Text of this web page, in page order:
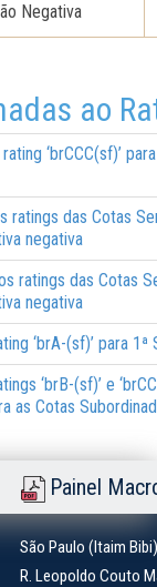
Negativa
ao
‘brCCC(sf)’
ratings das Cotas
negativa
ratings das Cotas
negativa
‘brA-(sf)’ para
‘brB-(sf)’ e
as Cotas
Painel
São Paulo (Itaim Bibi)
R. Leopoldo Couto